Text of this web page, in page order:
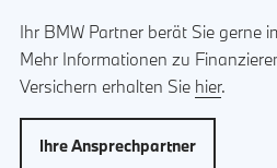
Ihr BMW Partner berät Sie gerne
Mehr Informationen zu
Versichern erhalten Sie hier.
Ihre Ansprechpartner